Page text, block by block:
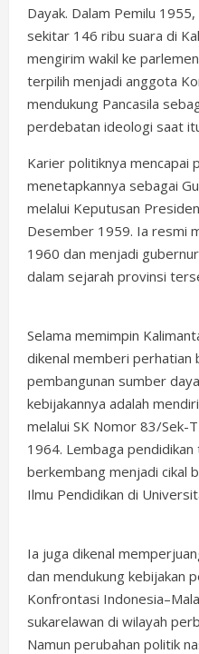
Dayak. Dalam Pemilu
sekitar 146 ribu suara di
mengirim wakil ke
terpilih menjadi anggota
mendukung Pancasila
perdebatan ideologi saat
Karier politiknya mencapai
menetapkannya sebagai
melalui Keputusan
Desember 1959. Ia resmi
1960 dan menjadi
dalam sejarah provinsi
Selama memimpin
dikenal memberi perhatian
pembangunan sumber
kebijakannya adalah
melalui SK Nomor 83/
1964. Lembaga
berkembang menjadi cikal
Ilmu Pendidikan di
Ia juga dikenal
dan mendukung kebijakan
Konfrontasi
sukarelawan di wilayah
Namun perubahan politik